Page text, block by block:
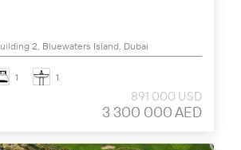
2, Bluewaters Island, Dubai
1 1
891 000 USD
3 300 000 AED